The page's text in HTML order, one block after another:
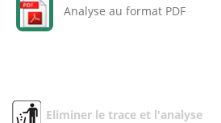
Analyse au format PDF
Eliminer le trace et l'analyse